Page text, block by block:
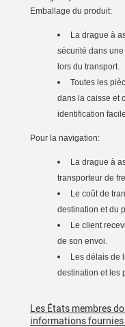
Emballage du produit:
La drague à
sécurité dans
lors du transport.
Toutes les
dans la caisse et
identification
Pour la navigation:
La drague à
transporteur de
Le coût de
destination et du
Le client
de son envoi.
Les délais de
destination et les
Les États membres
informations